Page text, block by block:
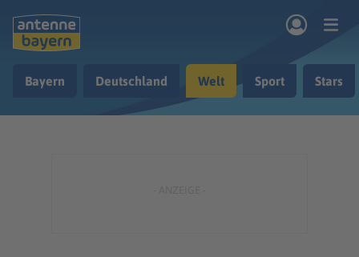
Nachrichten
Bayern Deutschland Welt Sport Stars